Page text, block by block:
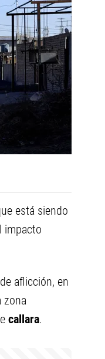
está siendo
impacto
aflicción, en
zona
callara.